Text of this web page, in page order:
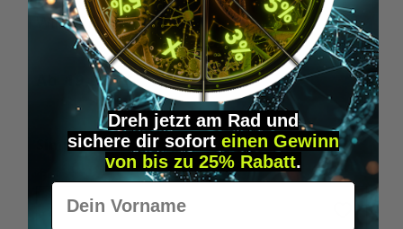
Wilka RFID KeyFobs
19,95 €*
Produktgalerie überspringen
Similar Items
Dreh jetzt am Rad und
sichere dir sofort einen Gewinn
von bis zu 25% Rabatt.
Vorname